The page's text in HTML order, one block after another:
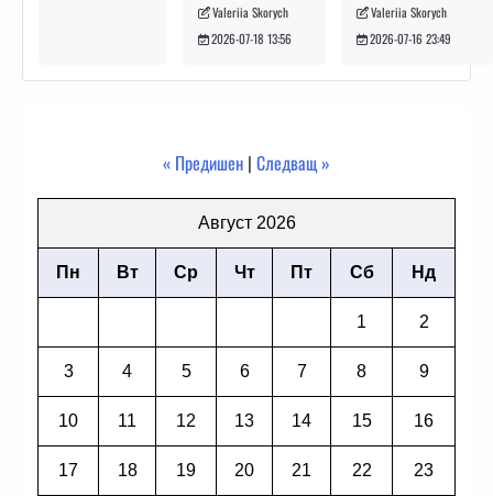
Valeriia Skorych
2026-07-18 13:56
Valeriia Skorych
2026-07-16 23:49
« Предишен | Следващ »
Август 2026
Пн Вт Ср Чт Пт Сб Нд
1 2
3 4 5 6 7 8 9
10 11 12 13 14 15 16
17 18 19 20 21 22 23